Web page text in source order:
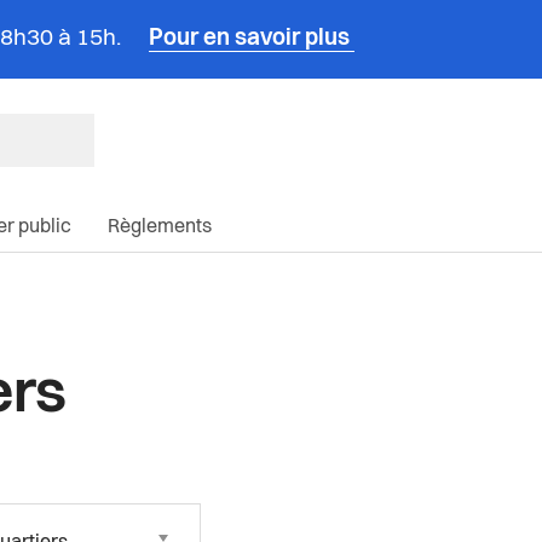
à 15h. Pour en savoir plus
public Règlements